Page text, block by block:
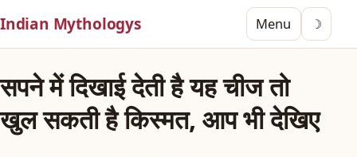
Indian Mythologys Menu ☽
सपने में दिखाई देती है यह चीज तो
खुल सकती है किस्मत, आप भी देखिए